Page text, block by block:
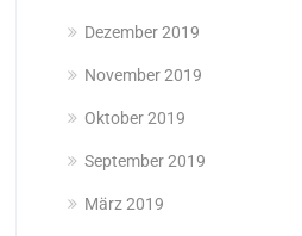
Dezember 2019
November 2019
Oktober 2019
September 2019
März 2019